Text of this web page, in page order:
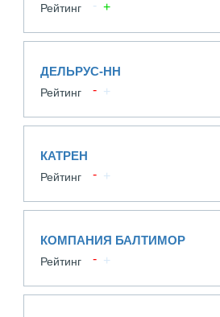
Рейтинг
ДЕЛЬРУС-НН
Рейтинг
КАТРЕН
Рейтинг
КОМПАНИЯ БАЛТИМОР
Рейтинг